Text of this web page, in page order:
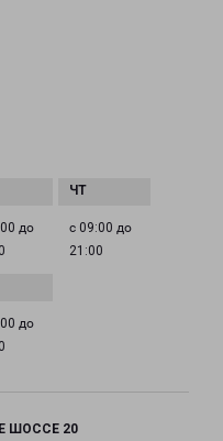
до
с 09:00 до
21:00
до
ШОССЕ 20